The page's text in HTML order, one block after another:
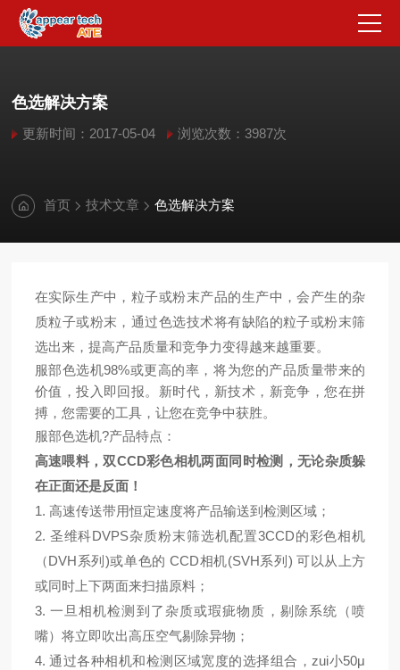
色选解决方案
更新时间：2017-05-04 浏览次数：3987次
首页 技术文章 色选解决方案
在实际生产中，粒子或粉末产品的生产中，会产生的杂
质粒子或粉末，通过色选技术将有缺陷的粒子或粉末筛
选出来，提高产品质量和竞争力变得越来越重要。
服部色选机98%或更高的率，将为您的产品质量带来的
价值，投入即回报。新时代，新技术，新竞争，您在拼
搏，您需要的工具，让您在竞争中获胜。
服部色选机?产品特点：
高速喂料，双CCD彩色相机两面同时检测，无论杂质躲
在正面还是反面！
1. 高速传送带用恒定速度将产品输送到检测区域；
2. 圣维科DVPS杂质粉末筛选机配置3CCD的彩色相机
（DVH系列)或单色的 CCD相机(SVH系列) 可以从上方
或同时上下两面来扫描原料；
3. 一旦相机检测到了杂质或瑕疵物质，剔除系统（喷
嘴）将立即吹出高压空气剔除异物；
4. 通过各种相机和检测区域宽度的选择组合，zui小50μ